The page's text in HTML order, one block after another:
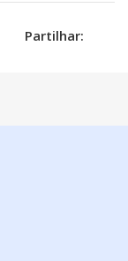
Partilhar: